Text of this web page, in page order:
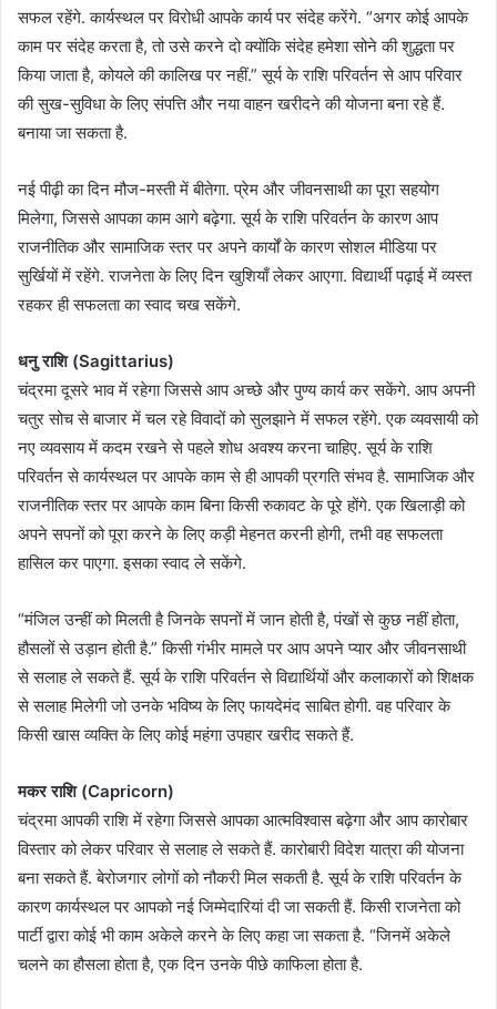
सफल रहेंगे. कार्यस्थल पर विरोधी आपके कार्य पर संदेह करेंगे. “अगर कोई आपके
काम पर संदेह करता है, तो उसे करने दो क्योंकि संदेह हमेशा सोने की शुद्धता पर
किया जाता है, कोयले की कालिख पर नहीं.” सूर्य के राशि परिवर्तन से आप परिवार
की सुख-सुविधा के लिए संपत्ति और नया वाहन खरीदने की योजना बना रहे हैं.
बनाया जा सकता है.
नई पीढ़ी का दिन मौज-मस्ती में बीतेगा. प्रेम और जीवनसाथी का पूरा सहयोग
मिलेगा, जिससे आपका काम आगे बढ़ेगा. सूर्य के राशि परिवर्तन के कारण आप
राजनीतिक और सामाजिक स्तर पर अपने कार्यों के कारण सोशल मीडिया पर
सुर्खियों में रहेंगे. राजनेता के लिए दिन खुशियाँ लेकर आएगा. विद्यार्थी पढ़ाई में व्यस्त
रहकर ही सफलता का स्वाद चख सकेंगे.
धनु राशि (Sagittarius)
चंद्रमा दूसरे भाव में रहेगा जिससे आप अच्छे और पुण्य कार्य कर सकेंगे. आप अपनी
चतुर सोच से बाजार में चल रहे विवादों को सुलझाने में सफल रहेंगे. एक व्यवसायी को
नए व्यवसाय में कदम रखने से पहले शोध अवश्य करना चाहिए. सूर्य के राशि
परिवर्तन से कार्यस्थल पर आपके काम से ही आपकी प्रगति संभव है. सामाजिक और
राजनीतिक स्तर पर आपके काम बिना किसी रुकावट के पूरे होंगे. एक खिलाड़ी को
अपने सपनों को पूरा करने के लिए कड़ी मेहनत करनी होगी, तभी वह सफलता
हासिल कर पाएगा. इसका स्वाद ले सकेंगे.
“मंजिल उन्हीं को मिलती है जिनके सपनों में जान होती है, पंखों से कुछ नहीं होता,
हौसलों से उड़ान होती है.” किसी गंभीर मामले पर आप अपने प्यार और जीवनसाथी
से सलाह ले सकते हैं. सूर्य के राशि परिवर्तन से विद्यार्थियों और कलाकारों को शिक्षक
से सलाह मिलेगी जो उनके भविष्य के लिए फायदेमंद साबित होगी. वह परिवार के
किसी खास व्यक्ति के लिए कोई महंगा उपहार खरीद सकते हैं.
मकर राशि (Capricorn)
चंद्रमा आपकी राशि में रहेगा जिससे आपका आत्मविश्वास बढ़ेगा और आप कारोबार
विस्तार को लेकर परिवार से सलाह ले सकते हैं. कारोबारी विदेश यात्रा की योजना
बना सकते हैं. बेरोजगार लोगों को नौकरी मिल सकती है. सूर्य के राशि परिवर्तन के
कारण कार्यस्थल पर आपको नई जिम्मेदारियां दी जा सकती हैं. किसी राजनेता को
पार्टी द्वारा कोई भी काम अकेले करने के लिए कहा जा सकता है. “जिनमें अकेले
चलने का हौसला होता है, एक दिन उनके पीछे काफिला होता है.